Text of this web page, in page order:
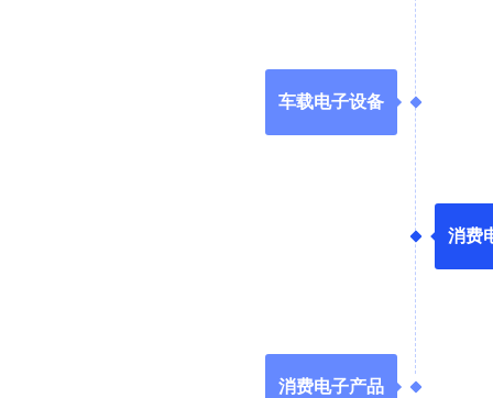
车载电子设备
消费电子产品
消费